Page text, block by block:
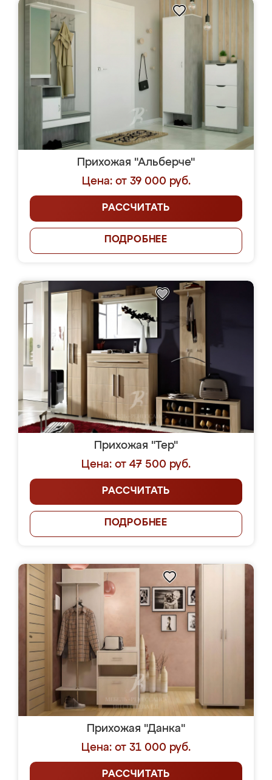
Прихожая "Альберче"
Цена: от 39 000 руб.
РАССЧИТАТЬ
ПОДРОБНЕЕ
Прихожая "Тер"
Цена: от 47 500 руб.
РАССЧИТАТЬ
ПОДРОБНЕЕ
Прихожая "Данка"
Цена: от 31 000 руб.
РАССЧИТАТЬ